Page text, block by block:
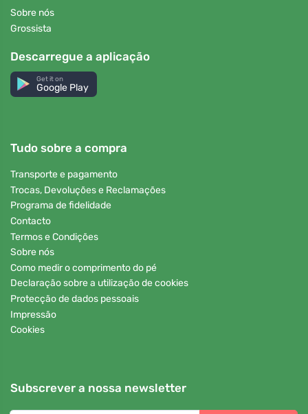
Sobre nós
Grossista
Descarregue a aplicação
Get it on
Google Play
Tudo sobre a compra
Transporte e pagamento
Trocas, Devoluções e Reclamações
Programa de fidelidade
Contacto
Termos e Condições
Sobre nós
Como medir o comprimento do pé
Declaração sobre a utilização de cookies
Protecção de dados pessoais
Impressão
Cookies
Subscrever a nossa newsletter